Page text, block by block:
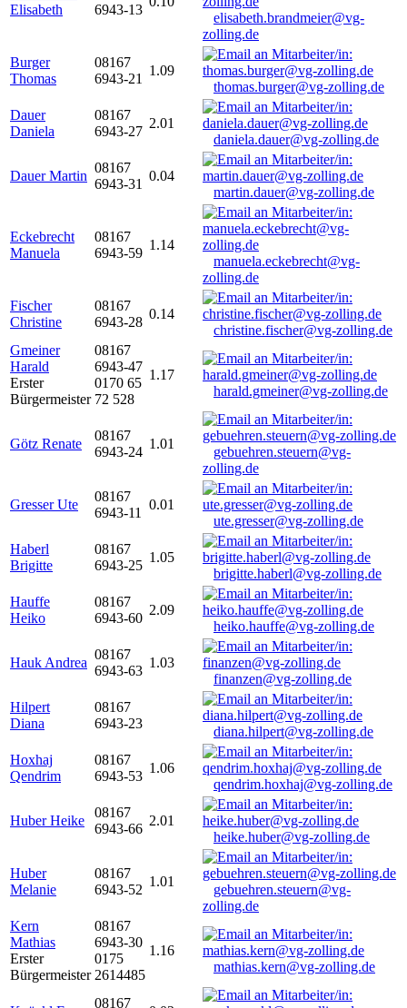
Elisabeth
6943-13
elisabeth.brandmeier@vg-
zolling.de
Burger
Thomas
08167
6943-21
1.09
thomas.burger@vg-zolling.de
Dauer
Daniela
08167
6943-27
2.01
daniela.dauer@vg-zolling.de
Dauer Martin
08167
6943-31
0.04
martin.dauer@vg-zolling.de
Eckebrecht
Manuela
08167
6943-59
1.14
manuela.eckebrecht@vg-
zolling.de
Fischer
Christine
08167
6943-28
0.14
christine.fischer@vg-zolling.de
Gmeiner
Harald
Erster
Bürgermeister
08167
6943-47
0170 65
72 528
1.17
harald.gmeiner@vg-zolling.de
Götz Renate
08167
6943-24
1.01
gebuehren.steuern@vg-
zolling.de
Gresser Ute
08167
6943-11
0.01
ute.gresser@vg-zolling.de
Haberl
Brigitte
08167
6943-25
1.05
brigitte.haberl@vg-zolling.de
Hauffe
Heiko
08167
6943-60
2.09
heiko.hauffe@vg-zolling.de
Hauk Andrea
08167
6943-63
1.03
finanzen@vg-zolling.de
Hilpert
Diana
08167
6943-23
diana.hilpert@vg-zolling.de
Hoxhaj
Qendrim
08167
6943-53
1.06
qendrim.hoxhaj@vg-zolling.de
Huber Heike
08167
6943-66
2.01
heike.huber@vg-zolling.de
Huber
Melanie
08167
6943-52
1.01
gebuehren.steuern@vg-
zolling.de
Kern
Mathias
Erster
Bürgermeister
08167
6943-30
0175
2614485
1.16
mathias.kern@vg-zolling.de
08167